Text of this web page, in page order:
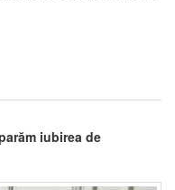
iubirea de